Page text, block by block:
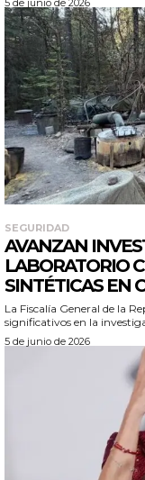
5 de junio de 2026
SEGURIDAD
AVANZAN
LABORATORIO
SINTÉTICAS EN
La Fiscalía General de la
significativos en la
5 de junio de 2026